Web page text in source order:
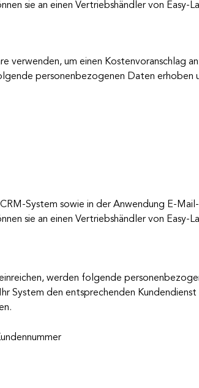
sie an einen Vertriebshändler von Easy-
verwenden, um einen Kostenvoranschlag
personenbezogenen Daten erhoben
System sowie in der Anwendung E-
sie an einen Vertriebshändler von Easy-
werden folgende
System den entsprechenden